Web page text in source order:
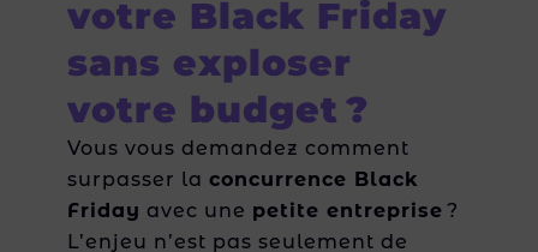
votre Black Friday
sans exploser
votre budget ?
Vous vous demandez comment
surpasser la concurrence Black
Friday avec une petite entreprise ?
L’enjeu n’est pas seulement de